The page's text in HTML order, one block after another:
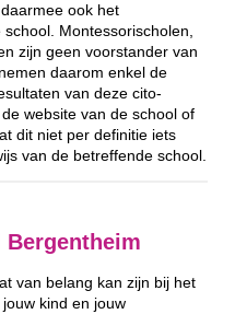
ook het
Montessorischolen,
zijn geen voorstander van
daarom enkel de
van deze cito-
website van de school of
dit niet per definitie iets
van de betreffende school.
van belang kan zijn bij het
kind en jouw